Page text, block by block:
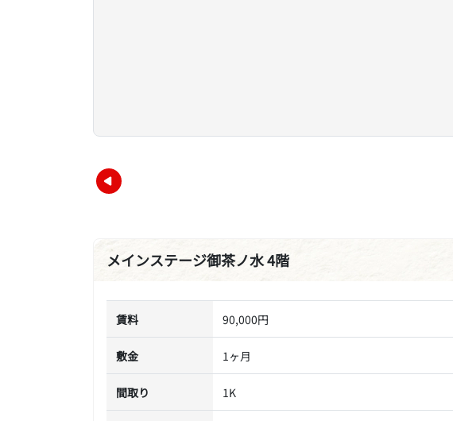
メインステージ御茶ノ水 4階
賃料 90,000円
敷金 1ヶ月
間取り 1K